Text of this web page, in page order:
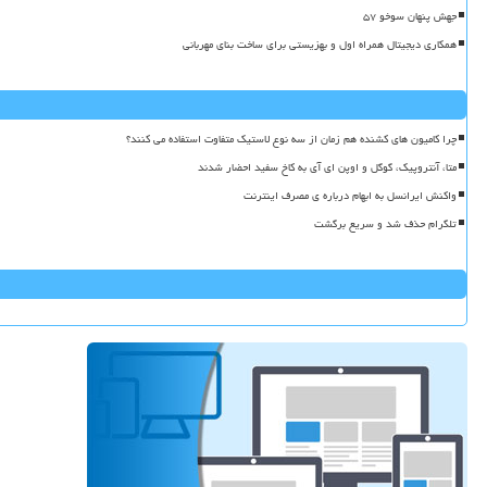
جهش پنهان سوخو ۵۷
همکاری دیجیتال همراه اول و بهزیستی برای ساخت بنای مهربانی
چرا کامیون های کشنده هم زمان از سه نوع لاستیک متفاوت استفاده می کنند؟
متا، آنتروپیک، گوگل و اوپن ای آی به کاخ سفید احضار شدند
واکنش ایرانسل به ابهام درباره ی مصرف اینترنت
تلگرام حذف شد و سریع برگشت